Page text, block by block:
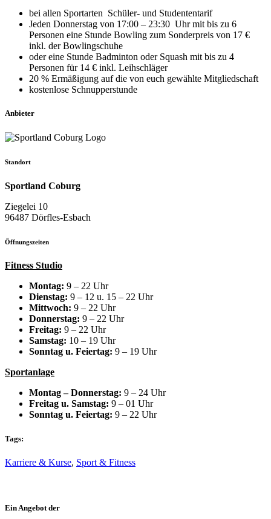
bei allen Sportarten Schüler- und Studententarif
Jeden Donnerstag von 17:00 – 23:30 Uhr mit bis zu 6
Personen eine Stunde Bowling zum Sonderpreis von 17 €
inkl. der Bowlingschuhe
oder eine Stunde Badminton oder Squash mit bis zu 4
Personen für 14 € inkl. Leihschläger
20 % Ermäßigung auf die von euch gewählte Mitgliedschaft
kostenlose Schnupperstunde
Anbieter
Standort
Sportland Coburg
Ziegelei 10
96487 Dörfles-Esbach
Öffnungszeiten
Fitness Studio
Montag: 9 – 22 Uhr
Dienstag: 9 – 12 u. 15 – 22 Uhr
Mittwoch: 9 – 22 Uhr
Donnerstag: 9 – 22 Uhr
Freitag: 9 – 22 Uhr
Samstag: 10 – 19 Uhr
Sonntag u. Feiertag: 9 – 19 Uhr
Sportanlage
Montag – Donnerstag: 9 – 24 Uhr
Freitag u. Samstag: 9 – 01 Uhr
Sonntag u. Feiertag: 9 – 22 Uhr
Tags:
Karriere & Kurse, Sport & Fitness
Ein Angebot der